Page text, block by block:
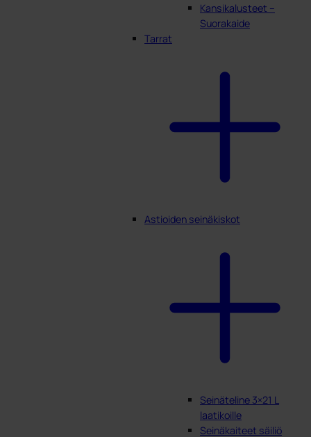
Kansikalusteet –
Suorakaide
Tarrat
Astioiden seinäkiskot
Seinäteline 3×21 L
laatikoille
Seinäkaiteet säiliö